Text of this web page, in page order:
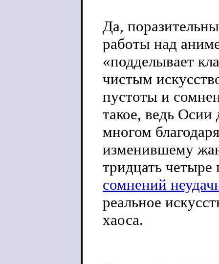
Да,
работы над
«подделывает
чистым
пустоты и
такое, ведь Осии
многом
изменившему
тридцать
сомнений
реальное
хаоса.